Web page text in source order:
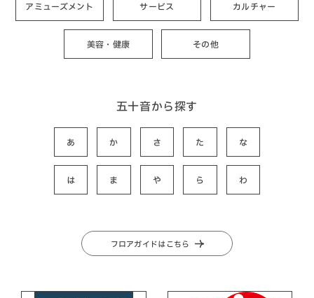
アミューズメント サービス カルチャー
美容・健康 その他
五十音から探す
あ か さ た な
は ま や ら わ
フロアガイドはこちら